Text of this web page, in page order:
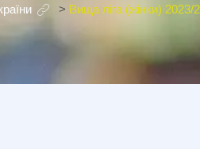
> Вища ліга (жінки)